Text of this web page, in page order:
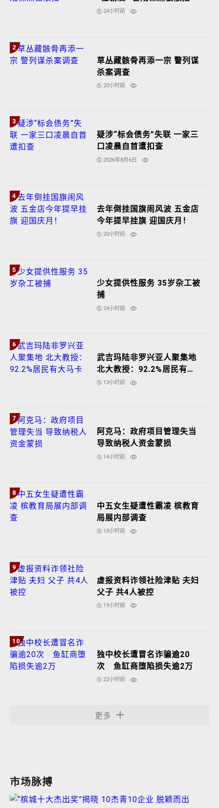
24小时前
2
草丛藏骸骨再添一宗 警列谋
杀案调查
20小时前
3
疑涉“标会债务”失联 一家三
口凌晨自首遭扣查
2026年8月6日
4
去年倒挂国旗闹风波 五金店
今年提早挂旗 迎国庆月！
20小时前
5
少女提供性服务 35岁杂工被
捕
24小时前
6
武吉玛陆非罗兴亚人聚集地
北大教授：92.2%居民有大
马卡
13小时前
7
阿克马：政府项目管理失当
导致纳税人资金蒙损
14小时前
8
中五女生疑遭性霸凌 槟教育
局展内部调查
18小时前
9
虚报资料诈领社险津贴 夫妇
父子 共4人被控
19小时前
10
独中校长遭冒名诈骗逾20
次 鱼缸商堕陷损失逾2万
22小时前
更多
市场脉搏